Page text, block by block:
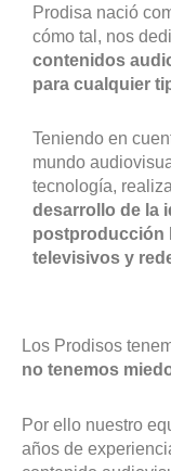
Prodisa nació
cómo tal, nos
contenidos
para cualquier
Teniendo en
mundo
tecnología,
desarrollo de la
postproducción
televisivos y
Los Prodisos
no tenemos
Por ello nuestro
años de